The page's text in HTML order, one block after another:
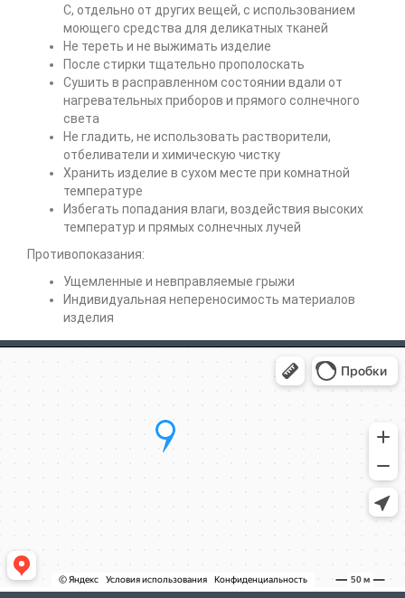
С, отдельно от других вещей, с использованием
моющего средства для деликатных тканей
Не тереть и не выжимать изделие
После стирки тщательно прополоскать
Сушить в расправленном состоянии вдали от
нагревательных приборов и прямого солнечного
света
Не гладить, не использовать растворители,
отбеливатели и химическую чистку
Хранить изделие в сухом месте при комнатной
температуре
Избегать попадания влаги, воздействия высоких
температур и прямых солнечных лучей
Противопоказания:
Ущемленные и невправляемые грыжи
Индивидуальная непереносимость материалов
изделия